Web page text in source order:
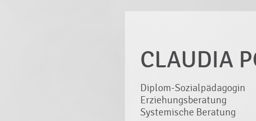
CLAUDIA
Diplom-Sozialpädagogin
Erziehungsberatung
Systemische Beratung